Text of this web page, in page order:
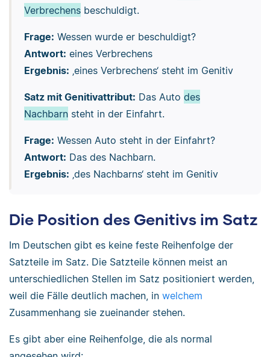
Verbrechensbeschuldigt.
Frage: Wessen wurde er beschuldigt?
Antwort: eines Verbrechens
Ergebnis: ‚eines Verbrechens‘ steht im Genitiv
Satz mit Genitivattribut: Das Auto des
Nachbarnsteht in der Einfahrt.
Frage: Wessen Auto steht in der Einfahrt?
Antwort: Das des Nachbarn.
Ergebnis: ‚des Nachbarns‘ steht im Genitiv
Die Position des Genitivs im Satz
Im Deutschen gibt es keine feste Reihenfolge der
Satzteile im Satz. Die Satzteile können meist an
unterschiedlichen Stellen im Satz positioniert werden,
weil die Fälle deutlich machen, in welchem
Zusammenhang sie zueinander stehen.
Es gibt aber eine Reihenfolge, die als normal